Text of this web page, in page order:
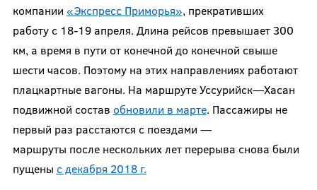
компании «Экспресс Приморья», прекративших
работу с 18-19 апреля. Длина рейсов превышает 300
км, а время в пути от конечной до конечной свыше
шести часов. Поэтому на этих направлениях работают
плацкартные вагоны. На маршруте Уссурийск—Хасан
подвижной состав обновили в марте. Пассажиры не
первый раз расстаются с поездами —
маршруты после нескольких лет перерыва снова были
пущены с декабря 2018 г.